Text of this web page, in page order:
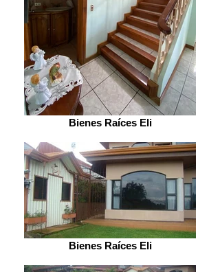
Bienes Raíces Eli
Bienes Raíces Eli